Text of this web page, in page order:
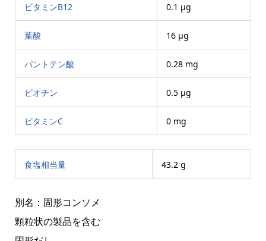
ビタミンB12 0.1 μg
葉酸 16 μg
パントテン酸 0.28 mg
ビオチン 0.5 μg
ビタミンC 0 mg
食塩相当量 43.2 g
別名：固形コンソメ
顆粒状の製品を含む